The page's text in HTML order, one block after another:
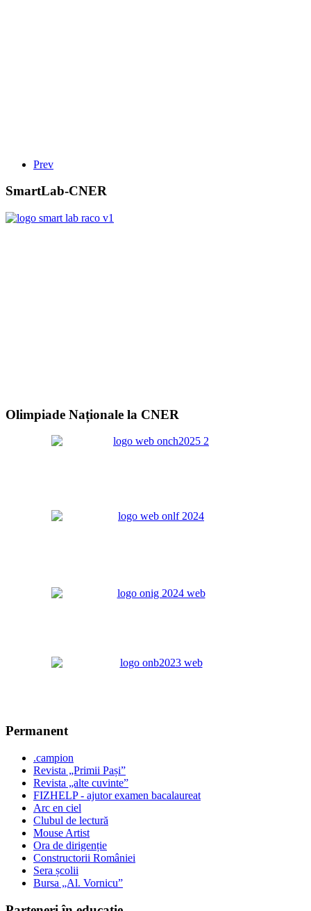
Prev
SmartLab-CNER
Olimpiade Naționale la CNER
Permanent
.campion
Revista „Primii Pași”
Revista „alte cuvinte”
FIZHELP - ajutor examen bacalaureat
Arc en ciel
Clubul de lectură
Mouse Artist
Ora de dirigenție
Constructorii României
Sera școlii
Bursa „Al. Vornicu”